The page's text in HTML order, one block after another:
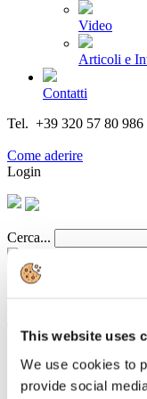
This website uses
We use cookies to
provide social
Video
Articoli e
Contatti
Tel. +39 320 57 80 986
Come aderire
Login
Cerca...
PER LA
GIGANTI